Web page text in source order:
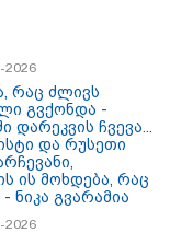
942.70
ლარიდან
2026
რაც ძლივს
გვქონდა -
დარეკვის ჩვევა...
და რუსეთი
ის მოხდება, რაც
ნიკა გვარამია
2026